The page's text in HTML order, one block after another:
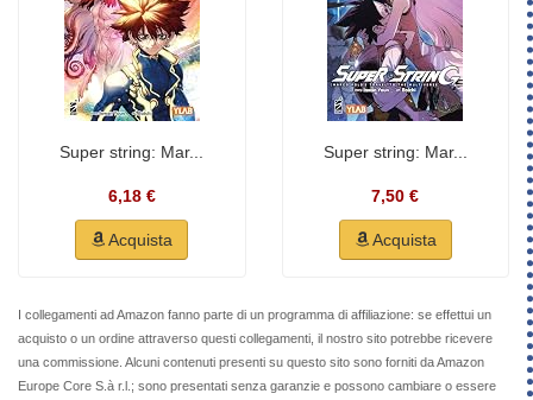
Super string: Mar...
6,18 €
Acquista
Super string: Mar...
7,50 €
Acquista
I collegamenti ad Amazon fanno parte di un programma di affiliazione: se effettui un
acquisto o un ordine attraverso questi collegamenti, il nostro sito potrebbe ricevere
una commissione. Alcuni contenuti presenti su questo sito sono forniti da Amazon
Europe Core S.à r.l.; sono presentati senza garanzie e possono cambiare o essere